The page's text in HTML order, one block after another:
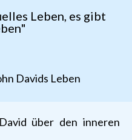
Leben, es gibt
über den inneren
Davids Leben